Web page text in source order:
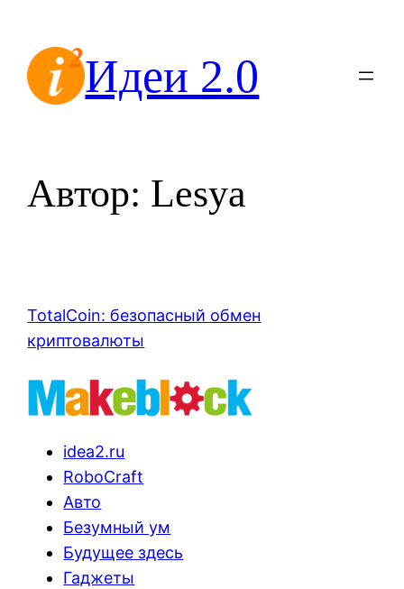
содержимомуИдеи 2.0
Автор: Lesya
TotalCoin: безопасный обмен
криптовалюты
idea2.ru
RoboCraft
Авто
Безумный ум
Будущее здесь
Гаджеты